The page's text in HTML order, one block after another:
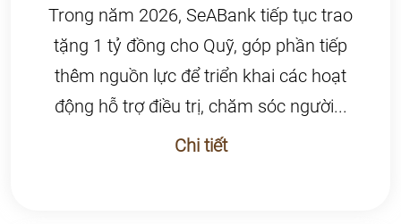
Trong năm 2026, SeABank tiếp tục trao
tặng 1 tỷ đồng cho Quỹ, góp phần tiếp
thêm nguồn lực để triển khai các hoạt
động hỗ trợ điều trị, chăm sóc người...
Chi tiết